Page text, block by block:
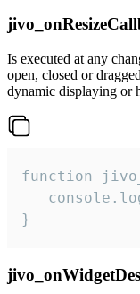
Is executed at any
open, closed or
dynamic displaying or
function
}